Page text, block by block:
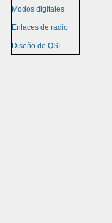
Modos digitales
Enlaces de radio
Diseño de QSL